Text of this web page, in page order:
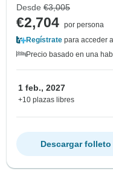
Desde €3,005
€2,704 por persona
Regístrate para acceder
Precio basado en una
1 feb., 2027
+10 plazas libres
Descargar folleto